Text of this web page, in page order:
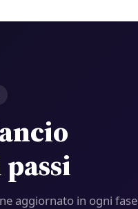
aggiornato in ogni fase